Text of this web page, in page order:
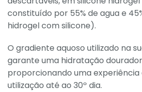
constituído por 55% de agua e
hidrogel com silicone).
O gradiente aquoso utilizado na
garante uma hidratação
proporcionando uma
utilização até ao 30º dia.